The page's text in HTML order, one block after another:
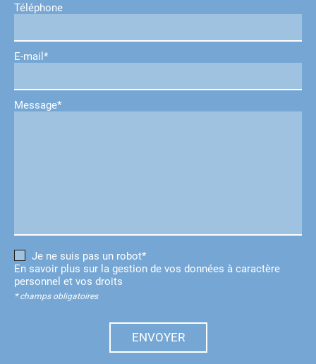
Téléphone
E-mail*
Message*
Je ne suis pas un robot*
En savoir plus sur la gestion de vos données à caractère
personnel et vos droits
* champs obligatoires
ENVOYER